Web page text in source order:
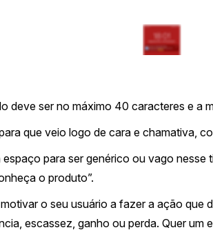
deve ser no máximo 40 caracteres e a
que veio logo de cara e chamativa,
espaço para ser genérico ou vago
o produto”.
o seu usuário a fazer a ação que
escassez, ganho ou perda. Quer um